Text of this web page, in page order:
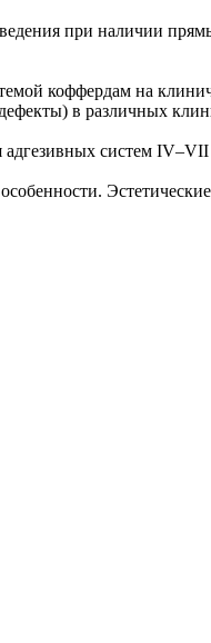
при наличии
коффердам на
в различных
систем